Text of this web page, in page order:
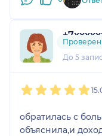
1 отзыв
До 5
обратилась с
объяснила,и